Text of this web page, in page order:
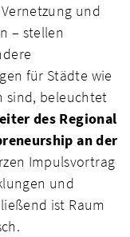
und
– stellen
für Städte wie
sind, beleuchtet
des Regional
an der
Impulsvortrag
und
ist Raum